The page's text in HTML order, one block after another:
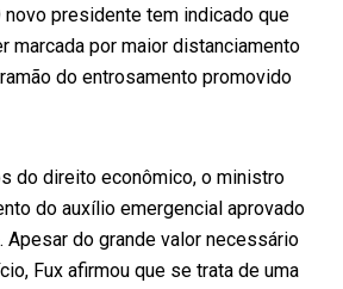
presidente tem indicado que
marcada por maior distanciamento
do entrosamento promovido
do direito econômico, o ministro
do auxílio emergencial aprovado
Apesar do grande valor necessário
Fux afirmou que se trata de uma